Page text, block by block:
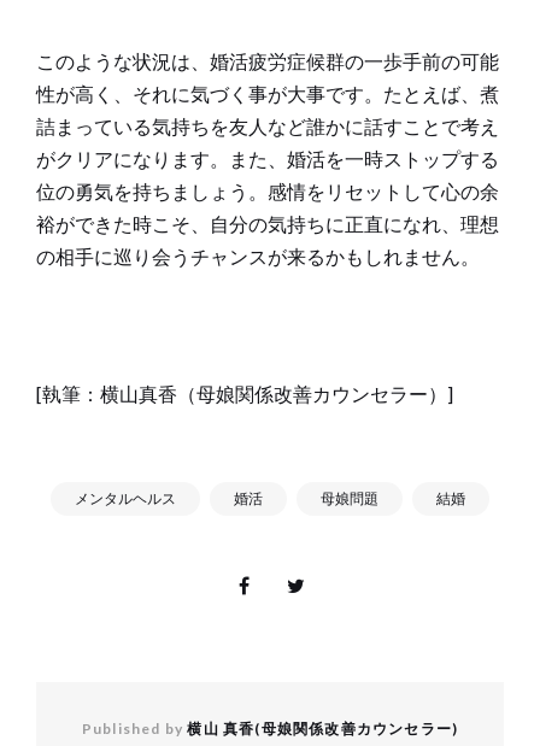
このような状況は、婚活疲労症候群の一歩手前の可能
性が高く、それに気づく事が大事です。たとえば、煮
詰まっている気持ちを友人など誰かに話すことで考え
がクリアになります。また、婚活を一時ストップする
位の勇気を持ちましょう。感情をリセットして心の余
裕ができた時こそ、自分の気持ちに正直になれ、理想
の相手に巡り会うチャンスが来るかもしれません。
[執筆：横山真香（母娘関係改善カウンセラー）]
メンタルヘルス 婚活 母娘問題 結婚
Published by 横山 真香(母娘関係改善カウンセラー)